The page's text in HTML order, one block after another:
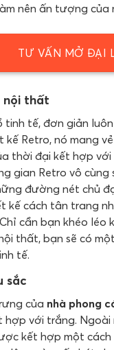
nên ấn tượng của
TƯ VẤN MỞ ĐẠI
nội thất
tinh tế, đơn giản
Retro, nó mang
thời đại kết hợp với
gian Retro vô cùng
đường nét chủ
cách tân trang
cần bạn khéo léo
thất, bạn sẽ có
tế.
sắc
của nhà phong
hợp với trắng. Ngoài
kết hợp một cách